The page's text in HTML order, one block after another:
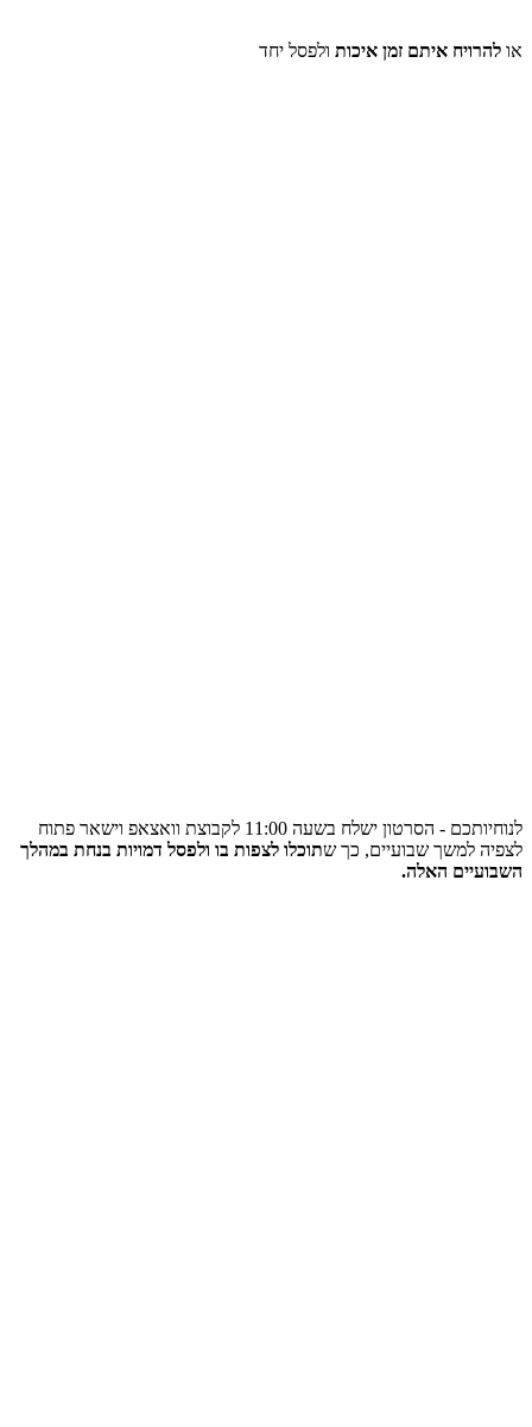
או להרויח איתם זמן איכות ולפסל יחד
לנוחיותכם - הסרטון ישלח בשעה 11:00 לקבוצת וואצאפ וישאר פתוח
לצפיה למשך שבועיים, כך שתוכלו לצפות בו ולפסל דמויות בנחת במהלך
השבועיים האלה.